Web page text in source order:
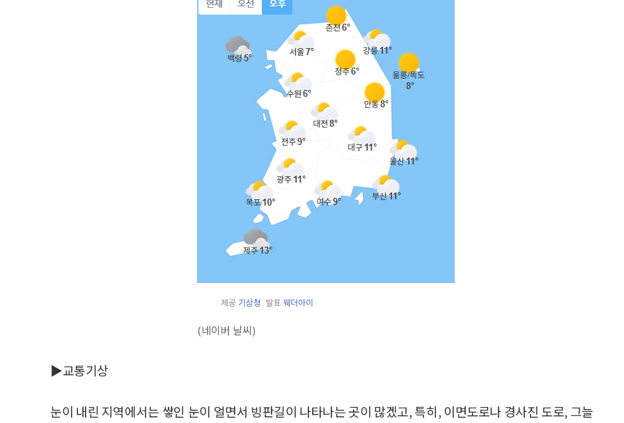
(네이버 날씨)
▶교통기상
눈이 내린 지역에서는 쌓인 눈이 얼면서 빙판길이 나타나는 곳이 많겠고, 특히, 이면도로나 경사진 도로, 그늘